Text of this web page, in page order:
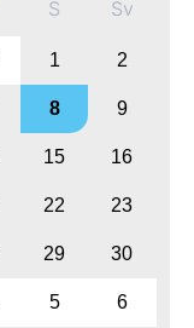
S Sv
1 2
8 9
15 16
22 23
29 30
5 6